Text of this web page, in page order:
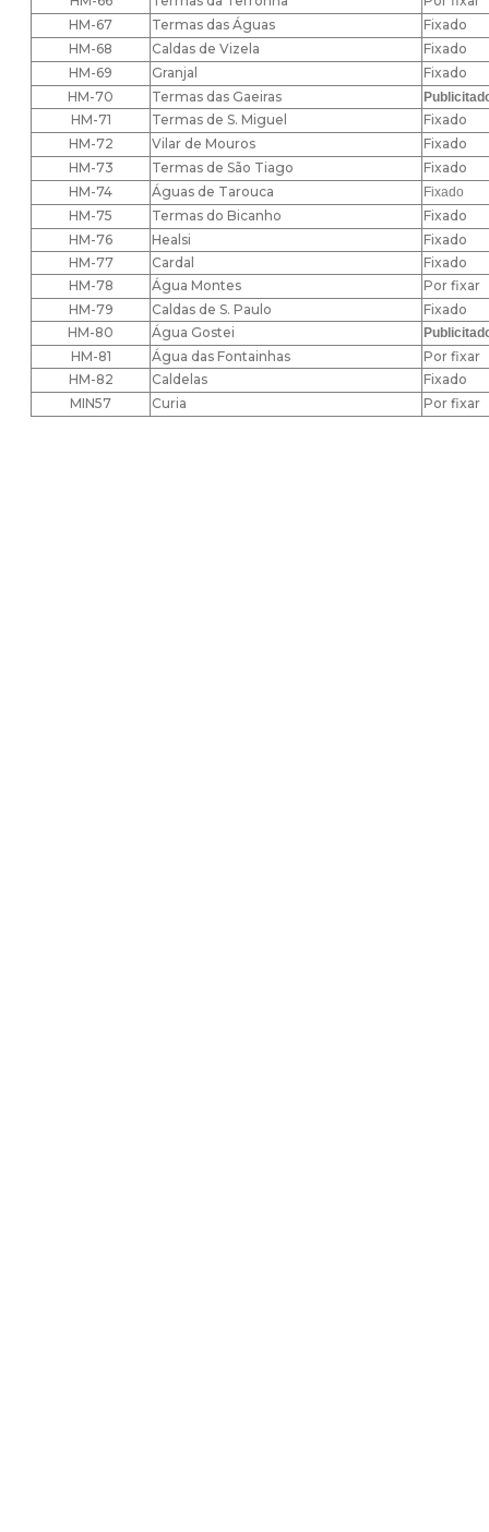
HM-67
Termas das Águas
Fixado
HM-68
Caldas de Vizela
Fixado
HM-69
Granjal
Fixado
HM-70
Termas das Gaeiras
HM-71 Termas de S. Miguel
Fixado
HM-72
Vilar de Mouros
Fixado
HM-73
Termas de São Tiago
Fixado
HM-74
Águas de Tarouca Fixado
HM-75 Termas do Bicanho
Fixado
HM-76
Healsi
Fixado
HM-77
Cardal
Fixado
HM-78
Água Montes
Por fixar
HM-79
Caldas de S. Paulo
Fixado
HM-80
Água Gostei
HM-81 Água das Fontainhas
Por fixar
HM-82
Caldelas
Fixado
MIN57
Curia Por fixar